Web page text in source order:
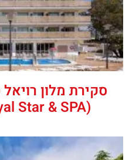
סקירת מלון
(Hotel htop Royal Star & SPA)